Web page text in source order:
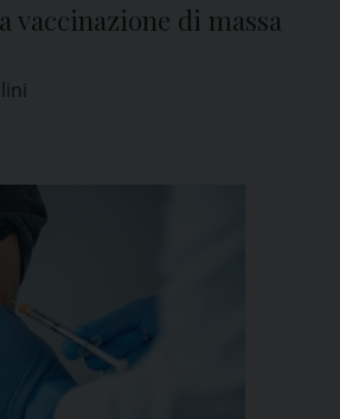
vaccinazione di massa